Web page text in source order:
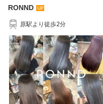
RONND
原駅より徒歩2分